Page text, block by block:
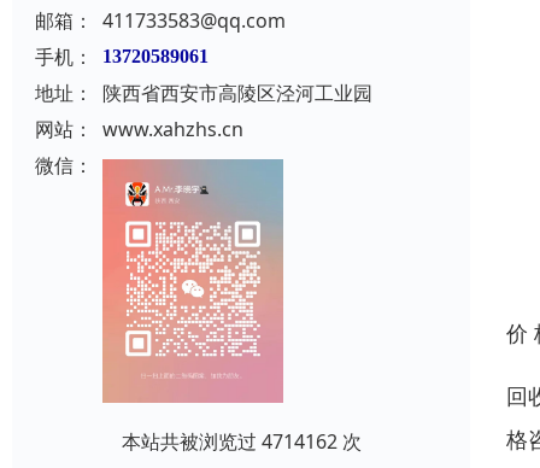
邮箱：
411733583@qq.com
手机：
13720589061
地址：
陕西省西安市高陵区泾河工业园
网站：
www.xahzhs.cn
微信：
本站共被浏览过 4714162 次
价
回
格